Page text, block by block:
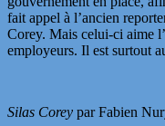
fait appel à l’ancien
Corey. Mais celui-ci aime
employeurs. Il est surtout
Silas Corey par Fabien